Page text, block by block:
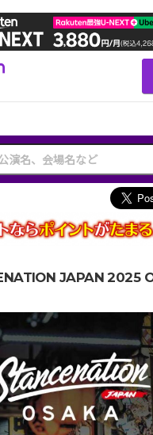
JAPAN 2025